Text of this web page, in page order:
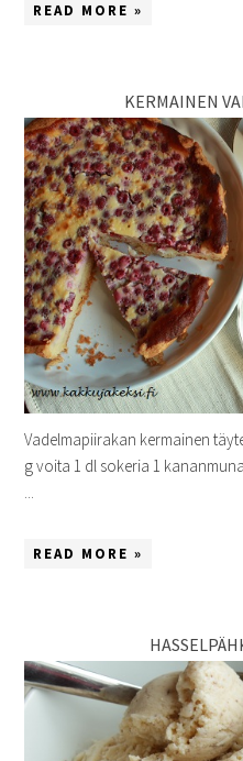
READ MORE »
KERMAINEN
Vadelmapiirakan kermainen
g voita 1 dl sokeria 1
...
READ MORE »